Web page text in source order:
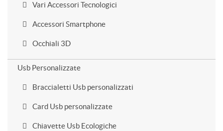
Vari Accessori Tecnologici
Accessori Smartphone
Occhiali 3D
Usb Personalizzate
Braccialetti Usb personalizzati
Card Usb personalizzate
Chiavette Usb Ecologiche